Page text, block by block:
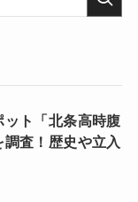
ト「北条高時腹
査！歴史や立入